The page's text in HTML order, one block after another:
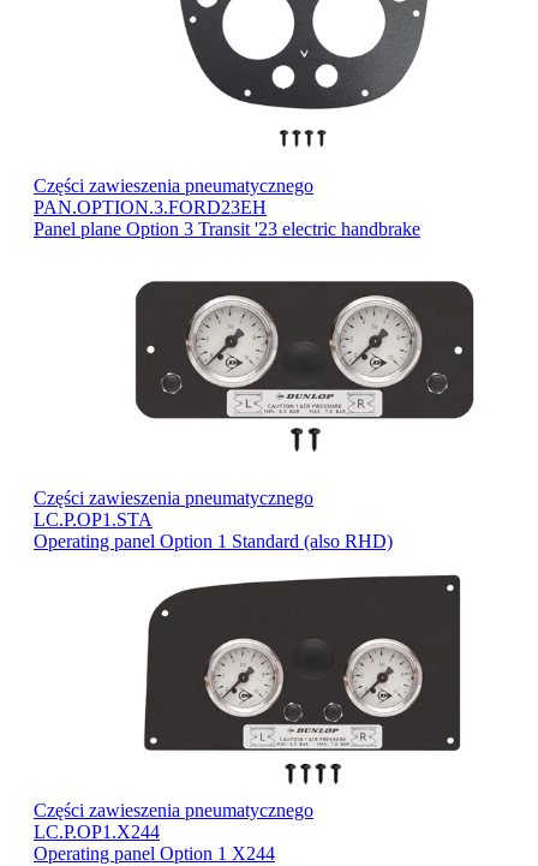
Części zawieszenia pneumatycznego
PAN.OPTION.3.FORD23EH
Panel plane Option 3 Transit '23 electric handbrake
Części zawieszenia pneumatycznego
LC.P.OP1.STA
Operating panel Option 1 Standard (also RHD)
Części zawieszenia pneumatycznego
LC.P.OP1.X244
Operating panel Option 1 X244